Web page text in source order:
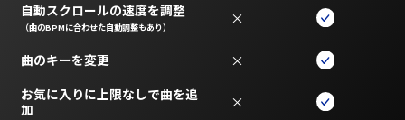
自動スクロールの速度を調整
（曲のBPMに合わせた自動調整もあり） ×
曲のキーを変更 ×
お気に入りに上限なしで曲を追
加
×